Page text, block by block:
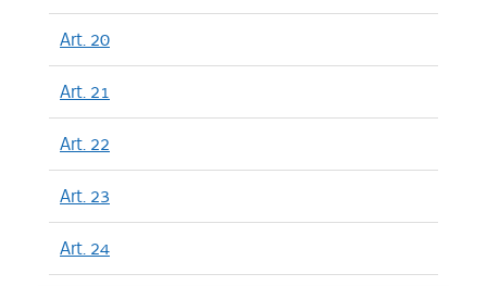
Art. 20
Art. 21
Art. 22
Art. 23
Art. 24